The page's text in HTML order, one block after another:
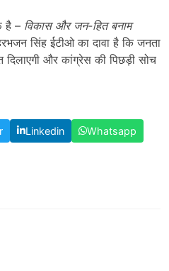
है – विकास और जन-हित बनाम
सिंह ईटीओ का दावा है कि जनता
और कांग्रेस की पिछड़ी सोच
Linkedin
Whatsapp